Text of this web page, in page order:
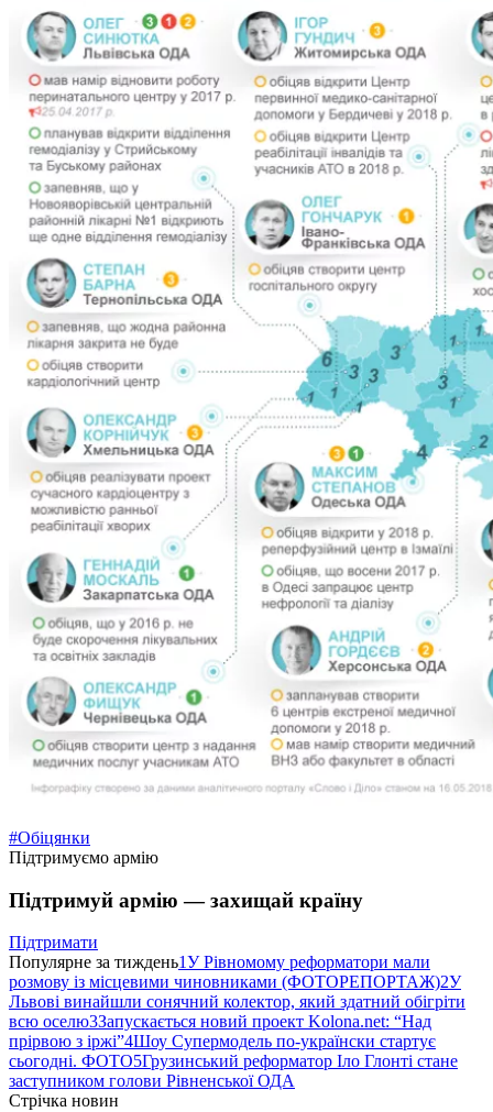
#Обіцянки
Підтримуємо армію
Підтримуй армію — захищай країну
Підтримати
Популярне за тиждень1У Рівномому реформатори мали
розмову із місцевими чиновниками (ФОТОРЕПОРТАЖ)2У
Львові винайшли сонячний колектор, який здатний обігріти
всю оселю3Запускається новий проект Kolona.net: “Над
прірвою з іржі”4Шоу Супермодель по-українски стартує
сьогодні. ФОТО5Грузинський реформатор Іло Глонті стане
заступником голови Рівненської ОДА
Стрічка новин